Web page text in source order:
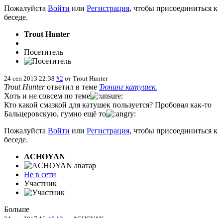
Пожалуйста Войти или Регистрация, чтобы присоединиться к
беседе.
Trout Hunter
Посетитель
24 сен 2013 22:38 #2 от Trout Hunter
Trout Hunterответил в теме Тюнинг катушек.
Хоть и не совсем по теме
Кто какой смазкой для катушек пользуется? Пробовал как-то
Бальцеровскую, гумно ещё то
Пожалуйста Войти или Регистрация, чтобы присоединиться к
беседе.
ACHOYAN
Не в сети
Участник
Больше